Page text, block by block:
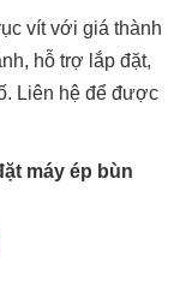
vít với giá thành
hỗ trợ lắp đặt,
Liên hệ để được
máy ép bùn